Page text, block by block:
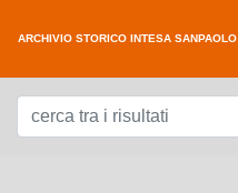
ARCHIVIO STORICO INTESA SANPAOLO